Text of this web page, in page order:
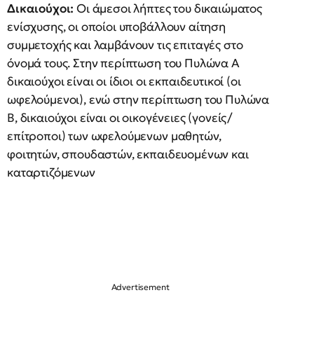
Δικαιούχοι: Οι άμεσοι λήπτες του δικαιώματος
ενίσχυσης, οι οποίοι υποβάλλουν αίτηση
συμμετοχής και λαμβάνουν τις επιταγές στο
όνομά τους. Στην περίπτωση του Πυλώνα Α
δικαιούχοι είναι οι ίδιοι οι εκπαιδευτικοί (οι
ωφελούμενοι), ενώ στην περίπτωση του Πυλώνα
Β, δικαιούχοι είναι οι οικογένειες (γονείς/
επίτροποι) των ωφελούμενων μαθητών,
φοιτητών, σπουδαστών, εκπαιδευομένων και
καταρτιζόμενων